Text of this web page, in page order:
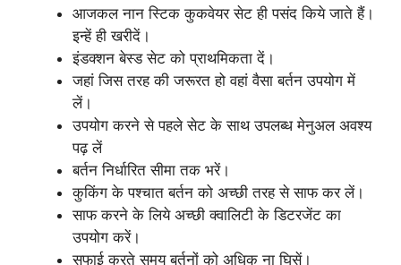
आजकल नान स्टिक कुकवेयर सेट ही पसंद किये जाते हैं।
इन्हें ही खरीदें।
इंडक्शन बेस्ड सेट को प्राथमिकता दें।
जहां जिस तरह की जरूरत हो वहां वैसा बर्तन उपयोग में
लें।
उपयोग करने से पहले सेट के साथ उपलब्ध मेनुअल अवश्य
पढ़ लें
बर्तन निर्धारित सीमा तक भरें।
कुकिंग के पश्चात बर्तन को अच्छी तरह से साफ कर लें।
साफ करने के लिये अच्छी क्वालिटी के डिटरजेंट का
उपयोग करें।
सफाई करते समय बर्तनों को अधिक ना घिसें।